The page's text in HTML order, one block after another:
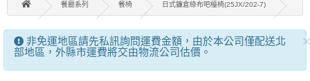
餐廳系列 餐椅 日式鐮倉綠布吧檯椅(25JX/202-7)
×
非免運地區請先私訊詢問運費金額，由於本公司僅配送北
部地區，外縣市運費將交由物流公司估價。